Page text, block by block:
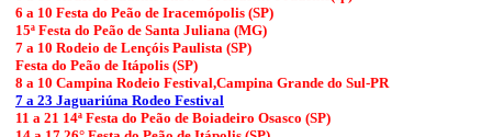
6 a 10 Festa do Peão de Iracemópolis (SP)
15ª Festa do Peão de Santa Juliana (MG)
7 a 10 Rodeio de Lençóis Paulista (SP)
Festa do Peão de Itápolis (SP)
8 a 10 Campina Rodeio Festival,Campina Grande do Sul-PR
7 a 23 Jaguariúna Rodeo Festival
11 a 21 14ª Festa do Peão de Boiadeiro Osasco (SP)